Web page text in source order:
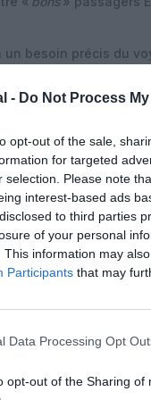
- Do Not Process
opt-out of the sale,
for targeted
selection. Please note
interest-based ads
to third parties
of your personal
This information may
Participants that may
Data Processing Opt
opt-out of the Sharing of
besoin précis du
«
souvent sur des
dès l’atterrissage
c’est méconnaître la
des compagnies
la question du
par la
des lignes
accessibles.
de
structure de revenus
cause trop brutale
des déplacements
s’appuient
la disparition de